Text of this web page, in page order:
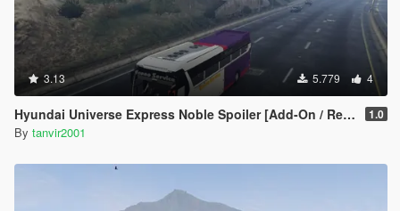
3.13 5.779 4
Hyundai Universe Express Noble Spoiler [Add-On / Replace | Wipers] 1.0
By tanvir2001